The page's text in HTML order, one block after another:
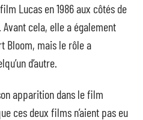
Lucas en 1986 aux côtés de
Avant cela, elle a également
Bloom, mais le rôle a
d’autre.
apparition dans le film
ces deux films n’aient pas eu